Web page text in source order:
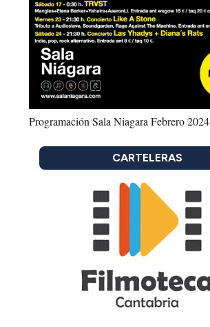
Programación Sala Niagara Febrero 2024
CARTELERAS